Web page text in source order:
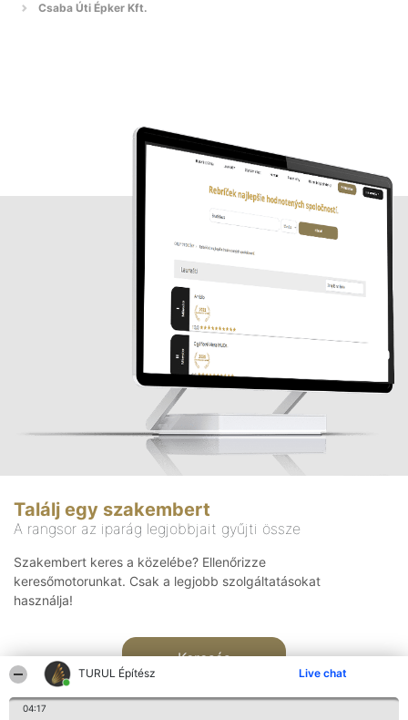
TURUL Építész Live chat
04:17
Csaba Úti Épker Kft.
Találj egy szakembert
A rangsor az iparág legjobbjait gyűjti össze
Szakembert keres a közelébe? Ellenőrizze
keresőmotorunkat. Csak a legjobb szolgáltatásokat
használja!
Keresés